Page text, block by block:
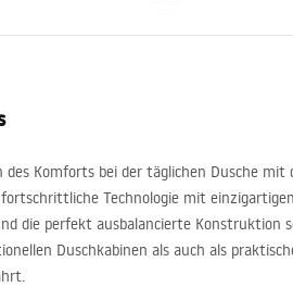
des Komforts bei der täglichen Dusche mit
Technologie mit
die perfekt ausbalancierte Konstruktion
Duschkabinen als auch als